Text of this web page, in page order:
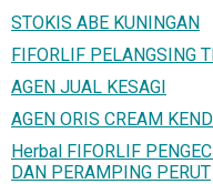
STOKIS ABE KUNINGAN
FIFORLIF PELANGSING
AGEN JUAL KESAGI
AGEN ORIS CREAM
Herbal FIFORLIF
DAN PERAMPING PERUT